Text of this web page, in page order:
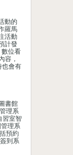
動的
羅馬
活動
計發
位看
容，
也會有
書館
理系
習室智
理系
預約
到系